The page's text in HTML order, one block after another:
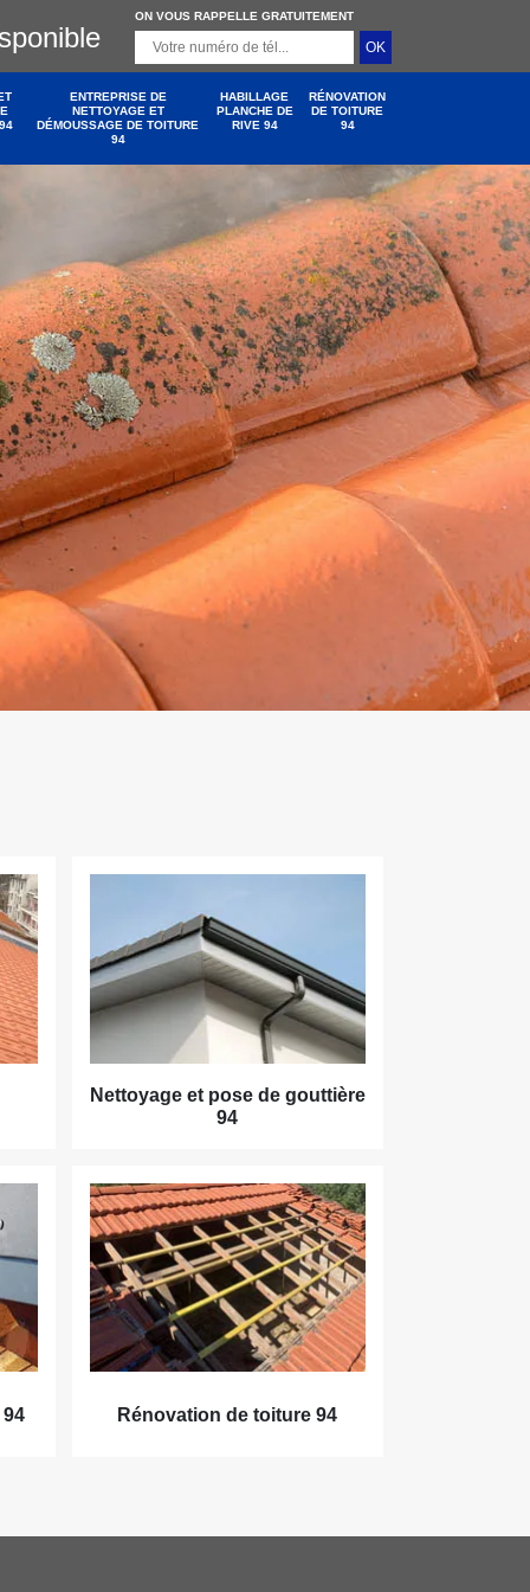
ON VOUS RAPPELLE GRATUITEMENT
ENTREPRISE DE
NETTOYAGE ET
DÉMOUSSAGE DE TOITURE
94
HABILLAGE
PLANCHE DE
RIVE 94
RÉNOVATION
DE TOITURE
94
Nettoyage et pose de gouttière
94
Rénovation de toiture 94